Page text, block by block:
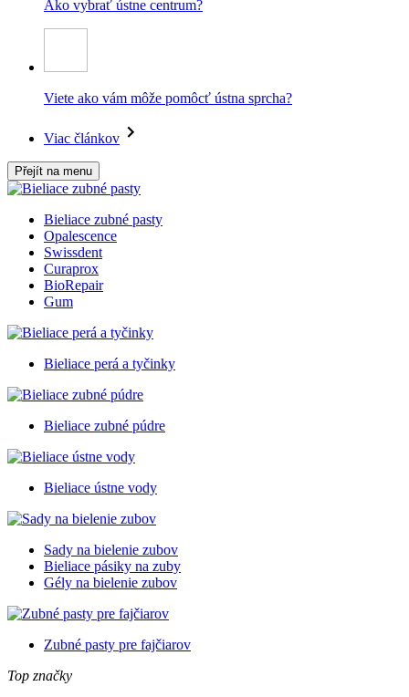
Ako vybrať ústne centrum?
Viete ako vám môže pomôcť ústna sprcha?
Viac článkov
Přejít na menu
Bieliace zubné pasty
Opalescence
Swissdent
Curaprox
BioRepair
Gum
Bieliace perá a tyčinky
Bieliace zubné púdre
Bieliace ústne vody
Sady na bielenie zubov
Bieliace pásiky na zuby
Gély na bielenie zubov
Zubné pasty pre fajčiarov
Top značky